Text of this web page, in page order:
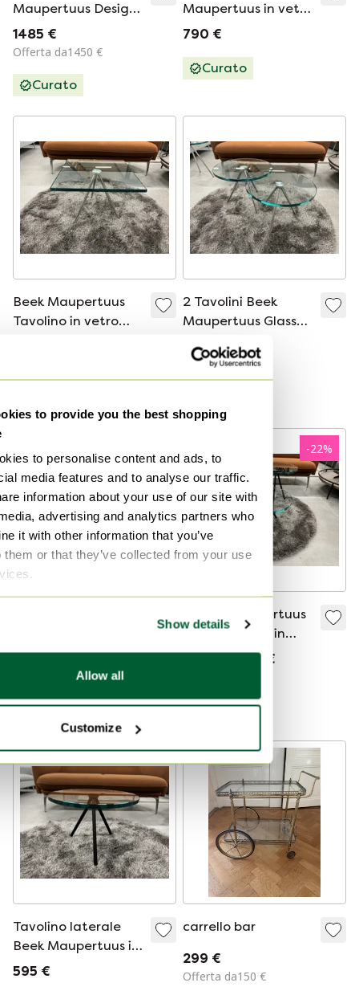
to provide you the best shopping
to personalise content and ads, to
media features and to analyse our traffic.
information about your use of our site with
advertising and analytics partners who
it with other information that you’ve
them or that they’ve collected from your use
Show details
Allow all
Customize
Maupertuus Design
in vetro 50cm
1485 €
Offerta da1450 €
Curato
Maupertuus in vetro
50cm
790 €
Curato
Beek Maupertuus
Tavolino in vetro
2 Tavolini Beek
Maupertuus Glass
990 €
Offerta da985 €
nero D50
Offerta da1185 €
Curato
-22%
3 Beek Maupertuus
Set di tavolini in
vetro nero D50
1785 €
Curato
Tavolino laterale
Beek Maupertuus in
vetro nero D50
595 €
carrello bar
299 €
Offerta da150 €